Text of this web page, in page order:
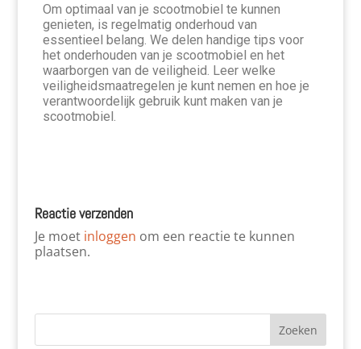
Om optimaal van je scootmobiel te kunnen
genieten, is regelmatig onderhoud van
essentieel belang. We delen handige tips voor
het onderhouden van je scootmobiel en het
waarborgen van de veiligheid. Leer welke
veiligheidsmaatregelen je kunt nemen en hoe je
verantwoordelijk gebruik kunt maken van je
scootmobiel.
Reactie verzenden
Je moet inloggen om een reactie te kunnen
plaatsen.